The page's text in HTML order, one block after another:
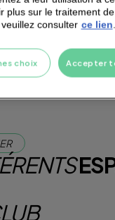
Je teste la salle
plus sur le traitement
veuillez consulter ce lien.
Accepter
choix